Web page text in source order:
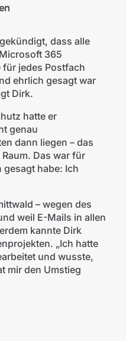
dass alle
365
jedes Postfach
ehrlich gesagt war
Dirk.
hatte er
genau
dann liegen – das
Das war für
gesagt habe: Ich
– wegen des
weil E-Mails in allen
kannte Dirk
„Ich hatte
und wusste,
mir den Umstieg